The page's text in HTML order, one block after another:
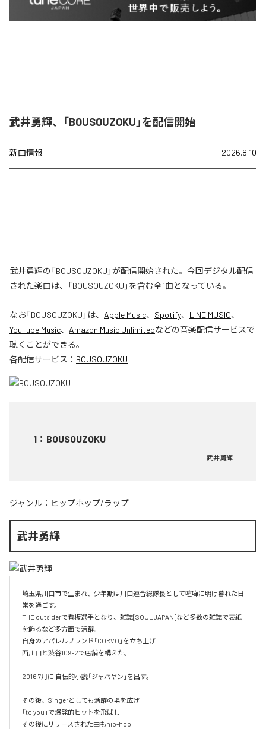
武井勇輝、「BOUSOUZOKU」を配信開始
新曲情報 2026.8.10
武井勇輝の「BOUSOUZOKU」が配信開始された。今回デジタル配信
された楽曲は、「BOUSOUZOKU」を含む全1曲となっている。
なお「BOUSOUZOKU 」は、 Apple Music、 Spotify、 LINE MUSIC、
YouTube Music、 Amazon Music Unlimitedなどの音楽配信サービスで
聴くことができる。
各配信サービス： BOUSOUZOKU
1 ： BOUSOUZOKU
武井勇輝
ジャンル： ヒップホップ/ラップ
武井勇輝
埼玉県川口市で生まれ、少年期は川口連合総隊長として喧嘩に明け暮れた日
常を過ごす。
THE outsiderで看板選手となり、雑誌[SOUL JAPAN]など多数の雑誌で表紙
を飾るなど多方面で活躍。
自身のアパレルブランド「CORVO」を立ち上げ
西川口と渋谷109-2で店舗を構えた。
2016.7月に 自伝的小説「ジャパヤン」を出す。
その後、Singerとしても活躍の場を広げ
「to you」で爆発的ヒットを飛ばし
その後にリリースされた曲もhip-hop